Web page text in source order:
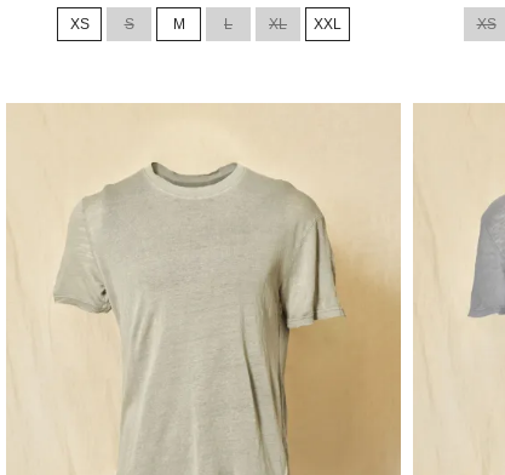
XS S M L XL XXL XS